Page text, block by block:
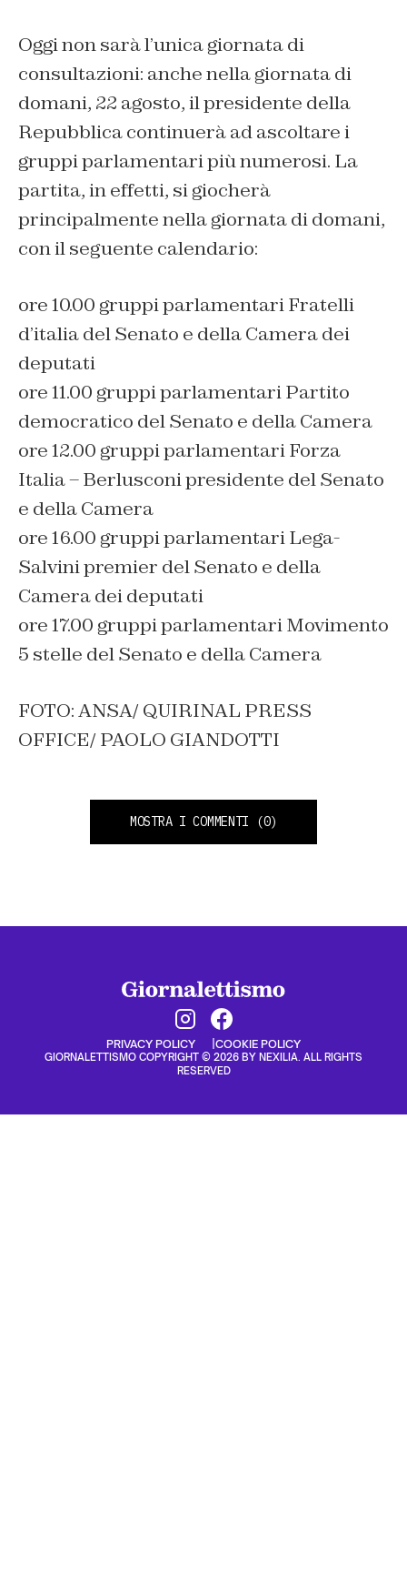
Oggi non sarà l’unica giornata di
consultazioni: anche nella giornata di
domani, 22 agosto, il presidente della
Repubblica continuerà ad ascoltare i
gruppi parlamentari più numerosi. La
partita, in effetti, si giocherà
principalmente nella giornata di domani,
con il seguente calendario:
ore 10.00 gruppi parlamentari Fratelli
d’italia del Senato e della Camera dei
deputati
ore 11.00 gruppi parlamentari Partito
democratico del Senato e della Camera
ore 12.00 gruppi parlamentari Forza
Italia – Berlusconi presidente del Senato
e della Camera
ore 16.00 gruppi parlamentari Lega-
Salvini premier del Senato e della
Camera dei deputati
ore 17.00 gruppi parlamentari Movimento
5 stelle del Senato e della Camera
FOTO: ANSA/ QUIRINAL PRESS
OFFICE/ PAOLO GIANDOTTI
MOSTRA I COMMENTI (0)
PRIVACY POLICY COOKIE POLICY
GIORNALETTISMO COPYRIGHT © 2026 BY NEXILIA. ALL RIGHTS
RESERVED